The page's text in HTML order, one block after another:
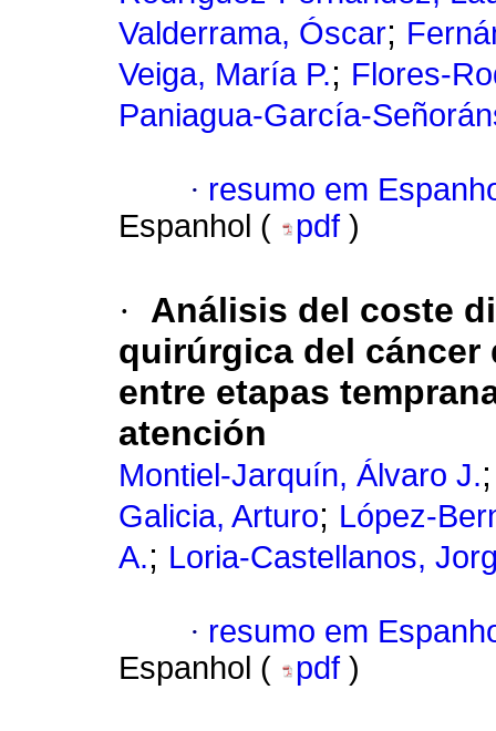
Valderrama, Óscar;
Veiga, María P.; Flores-
Paniagua-García-
· resumo em
Espanhol (
pdf )
·
Análisis del coste
quirúrgica del cáncer
entre etapas
atención
Montiel-Jarquín, Álvaro J.
Galicia, Arturo; López-
A.; Loria-Castellanos,
· resumo em
Espanhol (
pdf )